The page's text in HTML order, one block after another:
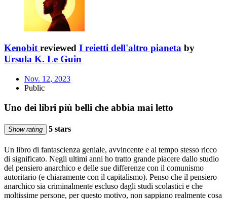
Kenobit reviewed I reietti dell'altro pianeta by
Ursula K. Le Guin
Nov. 12, 2023
Public
Uno dei libri più belli che abbia mai letto
Show rating 5 stars
Un libro di fantascienza geniale, avvincente e al tempo stesso ricco
di significato. Negli ultimi anni ho tratto grande piacere dallo studio
del pensiero anarchico e delle sue differenze con il comunismo
autoritario (e chiaramente con il capitalismo). Penso che il pensiero
anarchico sia criminalmente escluso dagli studi scolastici e che
moltissime persone, per questo motivo, non sappiano realmente cosa